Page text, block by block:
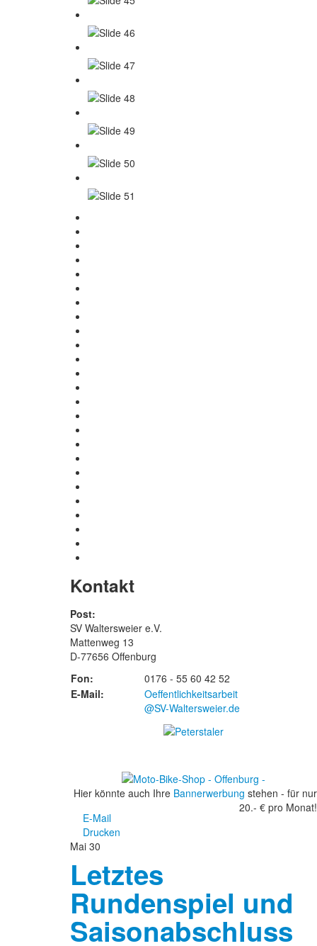
Kontakt
Post:
SV Waltersweier e.V.
Mattenweg 13
D-77656 Offenburg
Fon:
0176 - 55 60 42 52
E-Mail:
Oeffentlichkeitsarbeit
@SV-Waltersweier.de
Hier könnte auch Ihre Bannerwerbung stehen - für nur
20.- € pro Monat!
E-Mail
Drucken
Mai 30
Letztes
Rundenspiel und
Saisonabschluss